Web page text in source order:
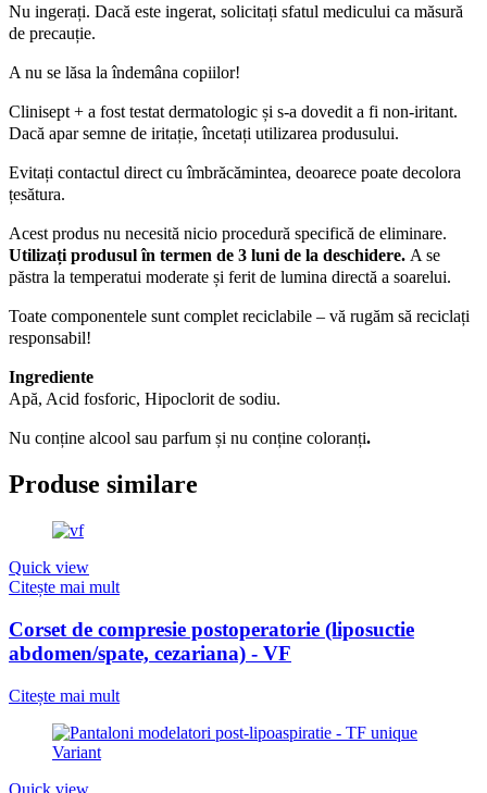
Nu ingerați. Dacă este ingerat, solicitați sfatul medicului ca măsură
de precauție.
A nu se lăsa la îndemâna copiilor!
Clinisept + a fost testat dermatologic și s-a dovedit a fi non-iritant.
Dacă apar semne de iritație, încetați utilizarea produsului.
Evitați contactul direct cu îmbrăcămintea, deoarece poate decolora
țesătura.
Acest produs nu necesită nicio procedură specifică de eliminare.
Utilizați produsul în termen de 3 luni de la deschidere. A se
păstra la temperatui moderate și ferit de lumina directă a soarelui.
Toate componentele sunt complet reciclabile – vă rugăm să reciclați
responsabil!
Ingrediente
Apă, Acid fosforic, Hipoclorit de sodiu.
Nu conține alcool sau parfum și nu conține coloranți.
Produse similare
Quick view
Citește mai mult
Corset de compresie postoperatorie (liposuctie
abdomen/spate, cezariana) - VF
Citește mai mult
Quick view